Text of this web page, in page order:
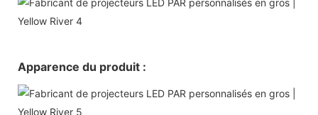
Apparence du produit :